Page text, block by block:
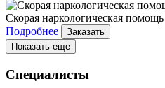
Скорая наркологическая помощь
Подробнее
Заказать
Показать еще
Специалисты